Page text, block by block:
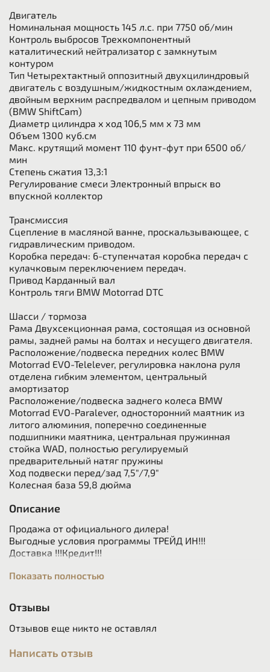
Двигатель
Номинальная мощность 145 л.с. при 7750 об/мин
Контроль выбросов Трехкомпонентный
каталитический нейтрализатор с замкнутым
контуром
Тип Четырехтактный оппозитный двухцилиндровый
двигатель с воздушным/жидкостным охлаждением,
двойным верхним распредвалом и цепным приводом
(BMW ShiftCam)
Диаметр цилиндра x ход 106,5 мм x 73 мм
Объем 1300 куб.см
Макс. крутящий момент 110 фунт-фут при 6500 об/
мин
Степень сжатия 13,3:1
Регулирование смеси Электронный впрыск во
впускной коллектор
Трансмиссия
Сцепление в масляной ванне, проскальзывающее, с
гидравлическим приводом.
Коробка передач: 6-ступенчатая коробка передач с
кулачковым переключением передач.
Привод Карданный вал
Контроль тяги BMW Motorrad DTC
Шасси / тормоза
Рама Двухсекционная рама, состоящая из основной
рамы, задней рамы на болтах и несущего двигателя.
Расположение/подвеска передних колес BMW
Motorrad EVO-Telelever, регулировка наклона руля
отделена гибким элементом, центральный
амортизатор
Расположение/подвеска заднего колеса BMW
Motorrad EVO-Paralever, односторонний маятник из
литого алюминия, поперечно соединенные
подшипники маятника, центральная пружинная
стойка WAD, полностью регулируемый
предварительный натяг пружины
Ход подвески перед/зад 7,5"/7,9"
Колесная база 59,8 дюйма
Описание
Продажа от официального дилера!
Выгодные условия программы ТРЕЙД ИН!!!
Доставка !!!Кредит!!!
Цвет: ND2 Balck Shtorm Metallic (Style Triple Black)
Диски из алюминиевого сплава Регулируемая степень
сжатия задней пружины
Передние тормозные суппорты радиального типа.
колебаниями.
Показать полностью
Отзывы
Отзывов еще никто не оставлял
Написать отзыв